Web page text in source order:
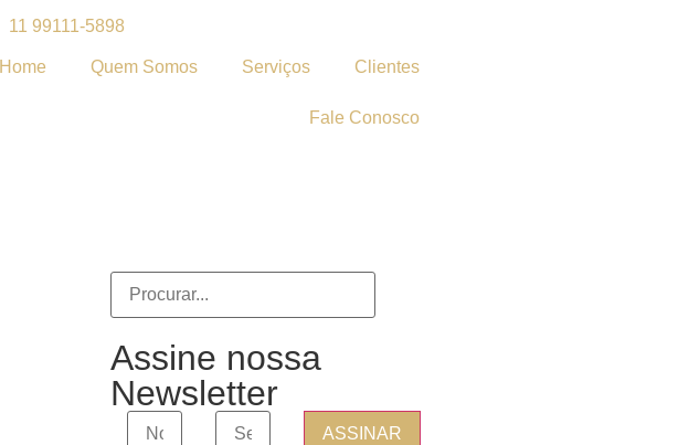
11 99111-5898
Home Quem Somos Serviços Clientes
Fale Conosco
Assine nossa
Newsletter